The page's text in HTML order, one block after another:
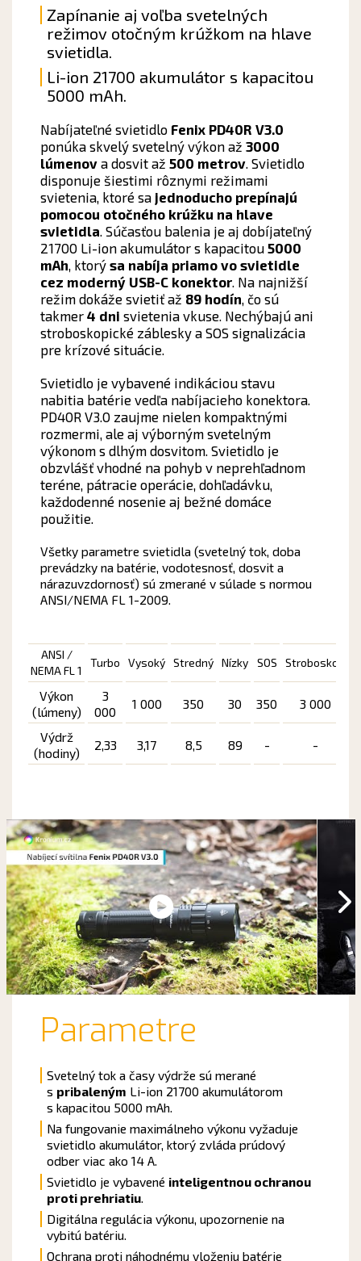
Zapínanie aj voľba svetelných
režimov otočným krúžkom na hlave
svietidla.
Li-ion 21700 akumulátor s kapacitou
5000 mAh.
Nabíjateľné svietidlo Fenix PD40R V3.0
ponúka skvelý svetelný výkon až 3000
lúmenova dosvit až 500 metrov. Svietidlo
disponuje šiestimi rôznymi režimami
svietenia, ktoré sa jednoducho prepínajú
pomocou otočného krúžku na hlave
svietidla. Súčasťou balenia je aj dobíjateľný
21700 Li-ion akumulátor s kapacitou 5000
mAh, ktorý sa nabíja priamo vo svietidle
cez moderný USB-C konektor. Na najnižší
režim dokáže svietiť až 89 hodín, čo sú
takmer 4 dni svietenia vkuse. Nechýbajú ani
stroboskopické záblesky a SOS signalizácia
pre krízové situácie.
Svietidlo je vybavené indikáciou stavu
nabitia batérie vedľa nabíjacieho konektora.
PD40R V3.0 zaujme nielen kompaktnými
rozmermi, ale aj výborným svetelným
výkonom s dlhým dosvitom. Svietidlo je
obzvlášť vhodné na pohyb v neprehľadnom
teréne, pátracie operácie, dohľadávku,
každodenné nosenie aj bežné domáce
použitie.
Všetky parametre svietidla (svetelný tok, doba
prevádzky na batérie, vodotesnosť, dosvit a
nárazuvzdornosť) sú zmerané v súlade s normou
ANSI/NEMA FL 1-2009.
ANSI /
NEMA FL 1
Turbo Vysoký Stredný Nízky SOS Stroboskop
Výkon
(lúmeny)
3
000
1 000 350 30 350
3 000
Výdrž
(hodiny)
2,33 3,17 8,5 89 - -
Parametre
Svetelný tok a časy výdrže sú merané
s pribaleným Li-ion 21700 akumulátorom
s kapacitou 5000 mAh.
Na fungovanie maximálneho výkonu vyžaduje
svietidlo akumulátor, ktorý zvláda prúdový
odber viac ako 14 A.
Svietidlo je vybavené inteligentnou ochranou
proti prehriatiu.
Digitálna regulácia výkonu, upozornenie na
vybitú batériu.
Ochrana proti náhodnému vloženiu batérie